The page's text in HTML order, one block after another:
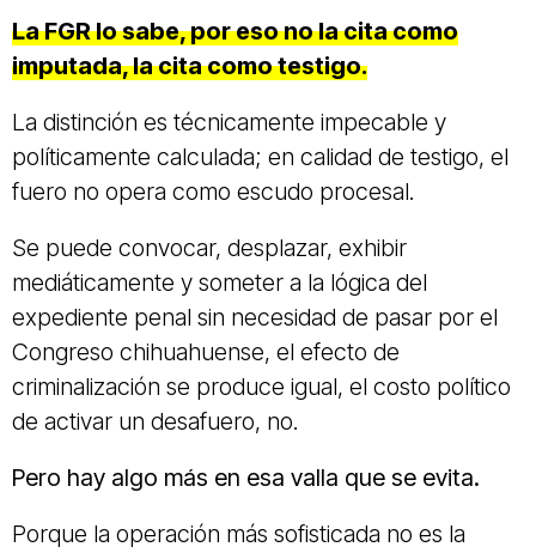
La FGR lo sabe, por eso no la cita como
imputada, la cita como testigo.
La distinción es técnicamente impecable y
políticamente calculada; en calidad de testigo, el
fuero no opera como escudo procesal.
Se puede convocar, desplazar, exhibir
mediáticamente y someter a la lógica del
expediente penal sin necesidad de pasar por el
Congreso chihuahuense, el efecto de
criminalización se produce igual, el costo político
de activar un desafuero, no.
Pero hay algo más en esa valla que se evita.
Porque la operación más sofisticada no es la